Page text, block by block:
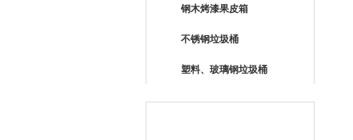
钢木烤漆果皮箱
不锈钢垃圾桶
塑料、玻璃钢垃圾桶